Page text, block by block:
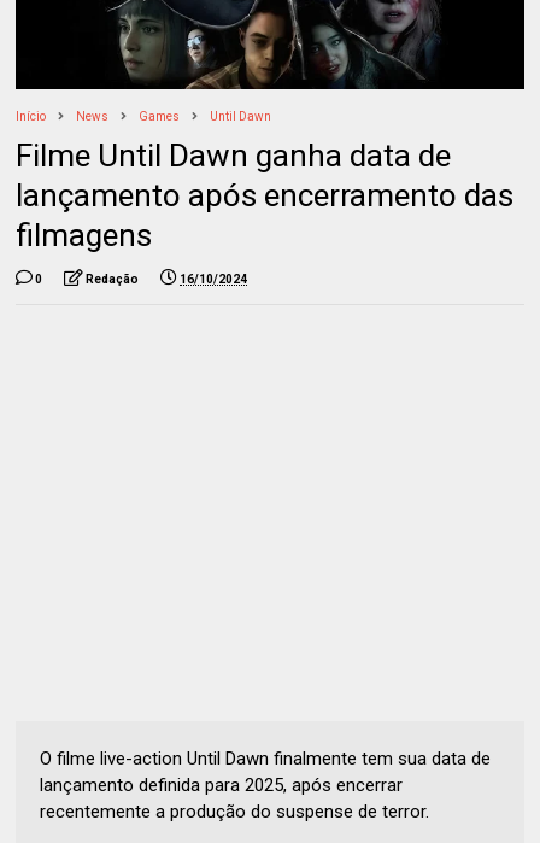
Início News Games Until Dawn
Filme Until Dawn ganha data de
lançamento após encerramento das
filmagens
0 Redação 16/10/2024
O filme live-action Until Dawn finalmente tem sua data de
lançamento definida para 2025, após encerrar
recentemente a produção do suspense de terror.